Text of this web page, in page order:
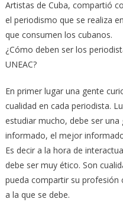
Artistas de Cuba, compartió
el periodismo que se realiza
que consumen los cubanos.
¿Cómo deben ser los
UNEAC?
En primer lugar una gente
cualidad en cada periodista.
estudiar mucho, debe ser
informado, el mejor
Es decir a la hora de
debe ser muy ético. Son
pueda compartir su profesión
a la que se debe.